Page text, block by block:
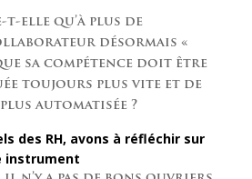
t-elle qu’à plus de
désormais «
sa compétence doit être
toujours plus vite et de
automatisée ?
des RH, avons à réfléchir sur
instrument